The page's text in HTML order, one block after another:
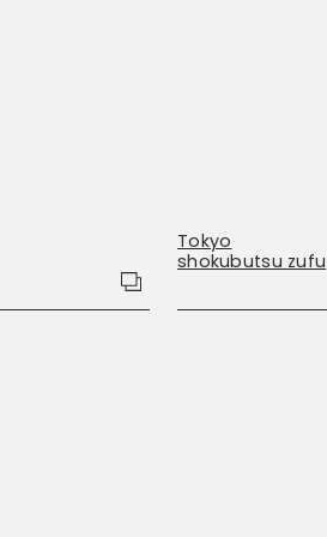
Tokyo
shokubutsu zufu